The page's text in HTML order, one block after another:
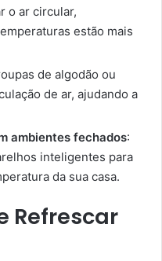
o ar circular,
estão mais
de algodão ou
de ar, ajudando a
ambientes fechados:
inteligentes para
da sua casa.
Refrescar